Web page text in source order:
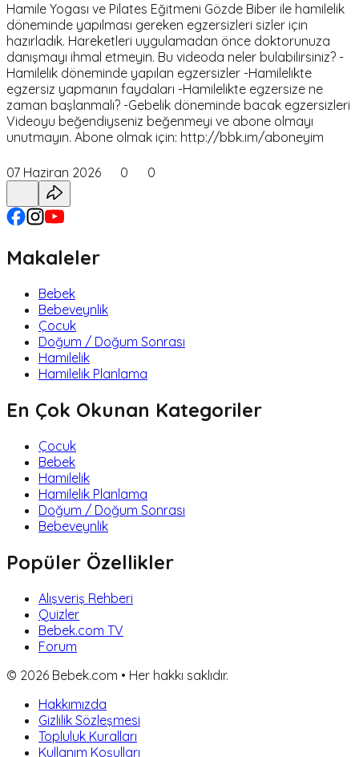
Hamile Yogası ve Pilates Eğitmeni Gözde Biber ile hamilelik
döneminde yapılması gereken egzersizleri sizler için
hazırladık. Hareketleri uygulamadan önce doktorunuza
danışmayı ihmal etmeyin. Bu videoda neler bulabilirsiniz? -
Hamilelik döneminde yapılan egzersizler -Hamilelikte
egzersiz yapmanın faydaları -Hamilelikte egzersize ne
zaman başlanmalı? -Gebelik döneminde bacak egzersizleri
Videoyu beğendiyseniz beğenmeyi ve abone olmayı
unutmayın. Abone olmak için: http://bbk.im/aboneyim
07 Haziran 2026 0 0
Makaleler
Bebek
Bebeveynlik
Çocuk
Doğum / Doğum Sonrası
Hamilelik
Hamilelik Planlama
En Çok Okunan Kategoriler
Çocuk
Bebek
Hamilelik
Hamilelik Planlama
Doğum / Doğum Sonrası
Bebeveynlik
Popüler Özellikler
Alışveriş Rehberi
Quizler
Bebek.com TV
Forum
© 2026 Bebek.com • Her hakkı saklıdır.
Hakkımızda
Gizlilik Sözleşmesi
Topluluk Kuralları
Kullanım Koşulları